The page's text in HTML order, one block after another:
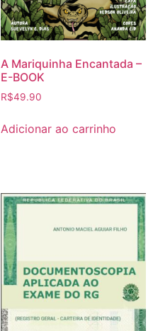
A Mariquinha Encantada –
E-BOOK
R$49.90
Adicionar ao carrinho